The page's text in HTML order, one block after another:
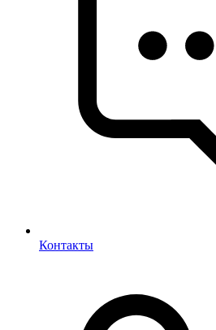
Контакты